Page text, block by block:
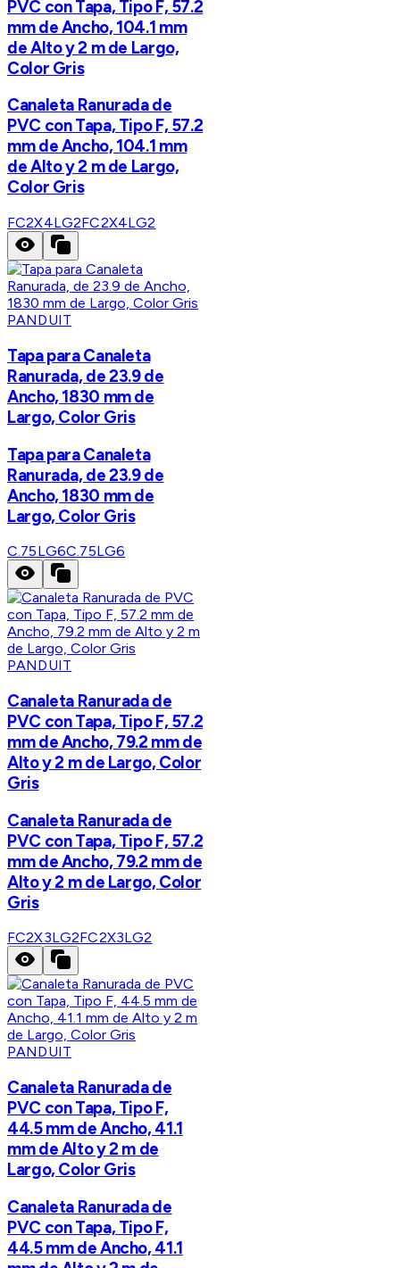
PVC con Tapa, Tipo F, 57.2
mm de Ancho, 104.1 mm
de Alto y 2 m de Largo,
Color Gris
Canaleta Ranurada de
PVC con Tapa, Tipo F, 57.2
mm de Ancho, 104.1 mm
de Alto y 2 m de Largo,
Color Gris
FC2X4LG2FC2X4LG2
PANDUIT
Tapa para Canaleta
Ranurada, de 23.9 de
Ancho, 1830 mm de
Largo, Color Gris
Tapa para Canaleta
Ranurada, de 23.9 de
Ancho, 1830 mm de
Largo, Color Gris
C.75LG6C.75LG6
PANDUIT
Canaleta Ranurada de
PVC con Tapa, Tipo F, 57.2
mm de Ancho, 79.2 mm de
Alto y 2 m de Largo, Color
Gris
Canaleta Ranurada de
PVC con Tapa, Tipo F, 57.2
mm de Ancho, 79.2 mm de
Alto y 2 m de Largo, Color
Gris
FC2X3LG2FC2X3LG2
PANDUIT
Canaleta Ranurada de
PVC con Tapa, Tipo F,
44.5 mm de Ancho, 41.1
mm de Alto y 2 m de
Largo, Color Gris
Canaleta Ranurada de
PVC con Tapa, Tipo F,
44.5 mm de Ancho, 41.1